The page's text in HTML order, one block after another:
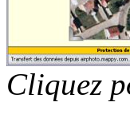
Cliquez